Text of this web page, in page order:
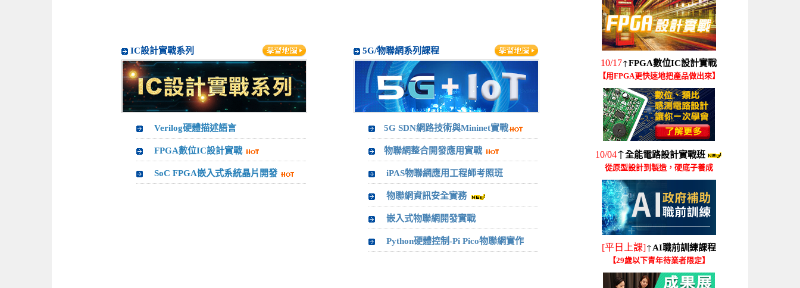
IC設計實戰系列
Verilog硬體描述語言
FPGA數位IC設計實戰
SoC FPGA嵌入式系統晶片開發
5G/物聯網系列課程
5G SDN網路技術與Mininet實戰
物聯網整合開發應用實戰
iPAS物聯網應用工程師考照班
物聯網資訊安全實務
嵌入式物聯網開發實戰
Python硬體控制-Pi Pico物聯網實作
10/17↑FPGA數位IC設計實戰
【用FPGA更快速地把產品做出來】
10/04↑全能電路設計實戰班
從原型設計到製造，硬底子養成
[平日上課]↑AI職前訓練課程
【29歲以下青年待業者限定】